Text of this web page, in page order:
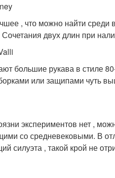
, что можно найти среди
двух длин при
большие рукава в стиле
или защипами чуть
экспериментов нет ,
со средневековыми. В
силуэта , такой крой не